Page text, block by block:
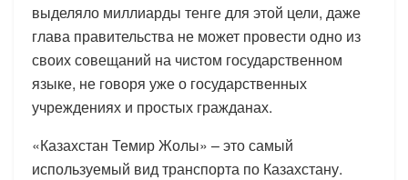
выделяло миллиарды тенге для этой цели, даже
глава правительства не может провести одно из
своих совещаний на чистом государственном
языке, не говоря уже о государственных
учреждениях и простых гражданах.
«Казахстан Темир Жолы» – это самый
используемый вид транспорта по Казахстану.